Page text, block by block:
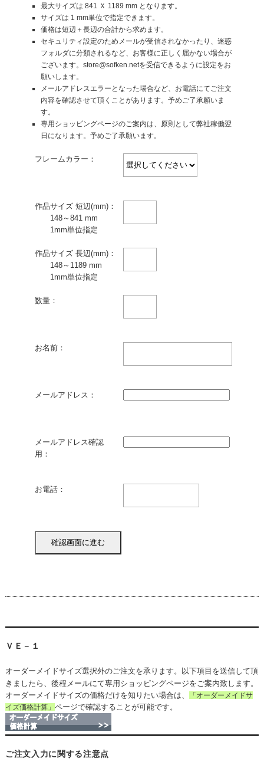
最大サイズは 841 Ｘ 1189 mm となります。
サイズは 1 mm単位で指定できます。
価格は短辺＋長辺の合計から求めます。
セキュリティ設定のためメールが受信されなかったり、迷惑
フォルダに分類されるなど、お客様に正しく届かない場合が
ございます。store@sofken.netを受信できるように設定をお
願いします。
メールアドレスエラーとなった場合など、お電話にてご注文
内容を確認させて頂くことがあります。予めご了承願いま
す。
専用ショッピングページのご案内は、原則として弊社稼働翌
日になります。予めご了承願います。
フレームカラー：
作品サイズ 短辺(mm)：
148～841 mm
1mm単位指定
作品サイズ 長辺(mm)：
148～1189 mm
1mm単位指定
数量：
お名前：
メールアドレス：
メールアドレス確認
用：
お電話：
ＶＥ－１
オーダーメイドサイズ選択外のご注文を承ります。以下項目を送信して頂
きましたら、後程メールにて専用ショッピングページをご案内致します。
オーダーメイドサイズの価格だけを知りたい場合は、
「オーダーメイドサ
イズ価格計算」 ページで確認することが可能です。
ご注文入力に関する注意点